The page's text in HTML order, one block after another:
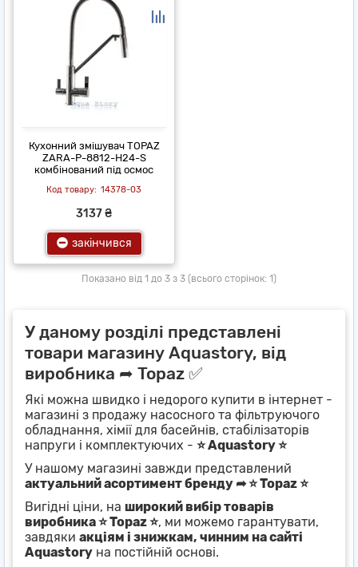
Кухонний змішувач TOPAZ
ZARA-P-8812-H24-S
комбінований під осмос
14378-03
3137 ₴
закінчився
Показано від 1 до 3 з 3 (всього сторінок: 1)
У даному розділі представлені
товари магазину Aquastory, від
виробника ➦ Topaz ✅
Які можна швидко і недорого купити в інтернет -
магазині з продажу насосного та фільтруючого
обладнання, хімії для басейнів, стабілізаторів
напруги і комплектуючих - ⭐ Aquastory ⭐
У нашому магазині завжди представлений
актуальний асортимент бренду ➦ ⭐ Topaz ⭐
Вигідні ціни, на широкий вибір товарів
виробника ⭐ Topaz ⭐, ми можемо гарантувати,
завдяки акціям і знижкам, чинним на сайті
Aquastory на постійній основі.